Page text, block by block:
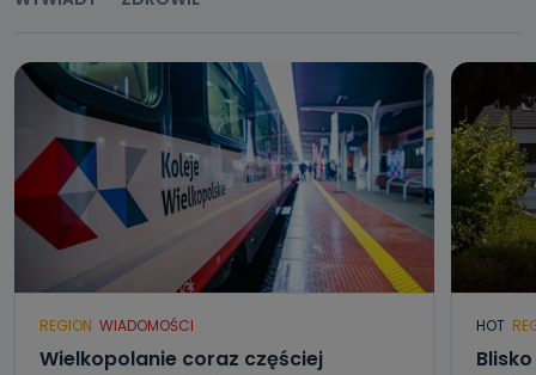
Można to zrobić pod numerem telefonu 62 735-51-05 lub
e-mailowo pod adresem: poczta@tvproart.pl
REGION WIADOMOŚCI
Wielkopolanie coraz częściej
HOT